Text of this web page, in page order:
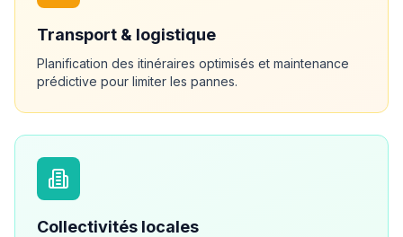
Transport & logistique
Planification des itinéraires optimisés et maintenance
prédictive pour limiter les pannes.
Collectivités locales